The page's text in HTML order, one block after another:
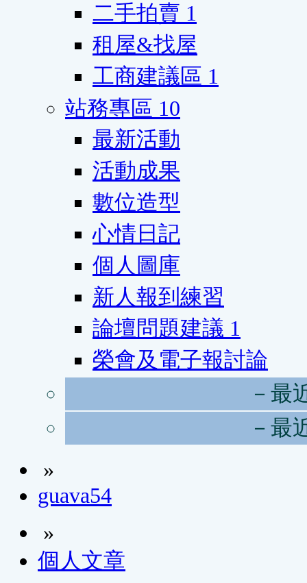
二手拍賣 1
租屋&找屋
工商建議區 1
站務專區 10
最新活動
活動成果
數位造型
心情日記
個人圖庫
新人報到練習
論壇問題建議 1
榮會及電子報討論
－最
－最
»
guava54
»
個人文章